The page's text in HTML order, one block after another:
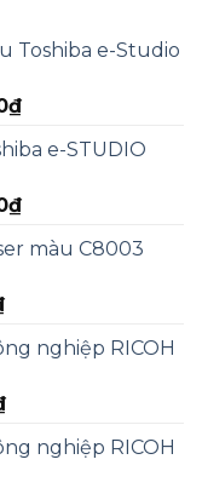
Toshiba e-Studio
₫Giá
tại
13.000.000₫.
e-STUDIO
₫Giá
tạimàu C8003
Giá
tại
4.990.000₫.
nghiệp RICOH
Giá
tại nghiệp RICOH